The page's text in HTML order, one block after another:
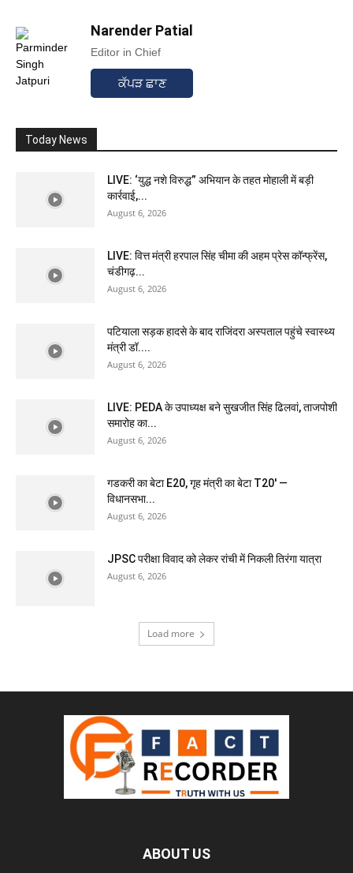
Narender Patial
Editor in Chief
ਕੱਪੜ ਛਾਣ
Today News
LIVE: ‘युद्ध नशे विरुद्ध” अभियान के तहत मोहाली में बड़ी
कार्रवाई,...
August 6, 2026
LIVE: वित्त मंत्री हरपाल सिंह चीमा की अहम प्रेस कॉन्फ्रेंस,
चंडीगढ़...
August 6, 2026
पटियाला सड़क हादसे के बाद राजिंदरा अस्पताल पहुंचे स्वास्थ्य
मंत्री डॉ....
August 6, 2026
LIVE: PEDA के उपाध्यक्ष बने सुखजीत सिंह ढिलवां, ताजपोशी
समारोह का...
August 6, 2026
गडकरी का बेटा E20, गृह मंत्री का बेटा T20′ —
विधानसभा...
August 6, 2026
JPSC परीक्षा विवाद को लेकर रांची में निकली तिरंगा यात्रा
August 6, 2026
Load more
ABOUT US